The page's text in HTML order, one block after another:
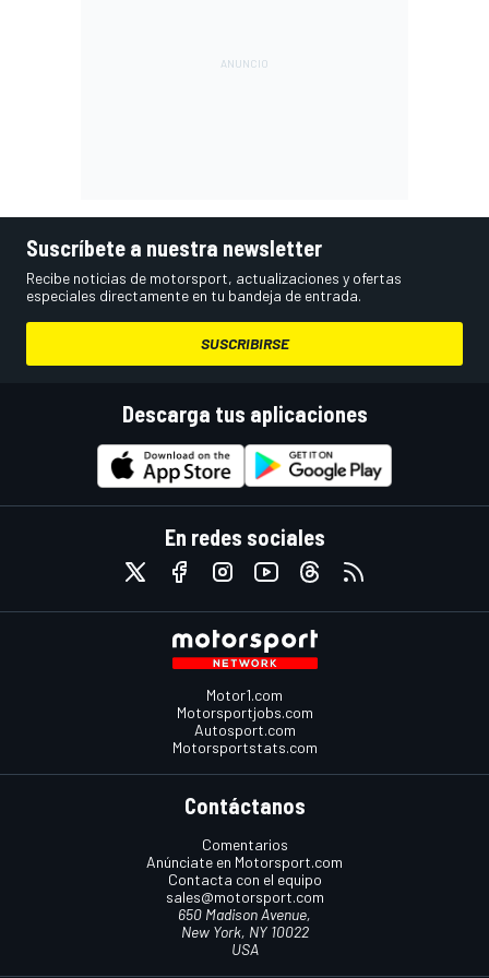
Suscríbete a nuestra newsletter
Recibe noticias de motorsport, actualizaciones y ofertas
especiales directamente en tu bandeja de entrada.
SUSCRIBIRSE
Descarga tus aplicaciones
En redes sociales
Motor1.com
Motorsportjobs.com
Autosport.com
Motorsportstats.com
Contáctanos
Comentarios
Anúnciate en Motorsport.com
Contacta con el equipo
sales@motorsport.com
650 Madison Avenue,
New York, NY 10022
USA